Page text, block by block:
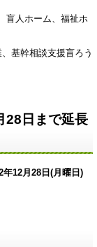
人ホーム、福祉ホ
幹相談支援盲ろう
日まで延長
年12月28日(月曜日)